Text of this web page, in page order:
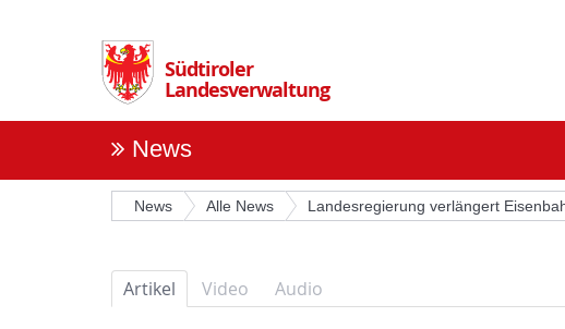
Südtiroler
Landesverwaltung
News
News Alle News Landesregierung verlängert
Artikel Video Audio